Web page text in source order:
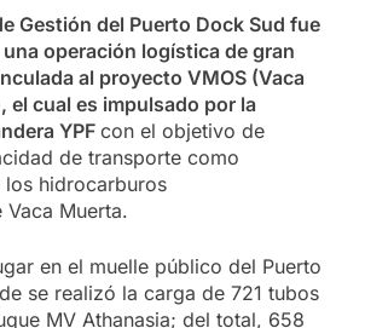
Gestión del Puerto Dock Sud fue
operación logística de gran
al proyecto VMOS (Vaca
el cual es impulsado por la
YPF con el objetivo de
de transporte como
hidrocarburos
Vaca Muerta.
en el muelle público del Puerto
se realizó la carga de 721 tubos
MV Athanasia; del total, 658